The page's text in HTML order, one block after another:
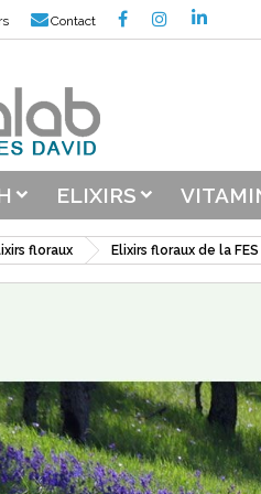
Contact
ELIXIRS
floraux Elixirs floraux de la FES